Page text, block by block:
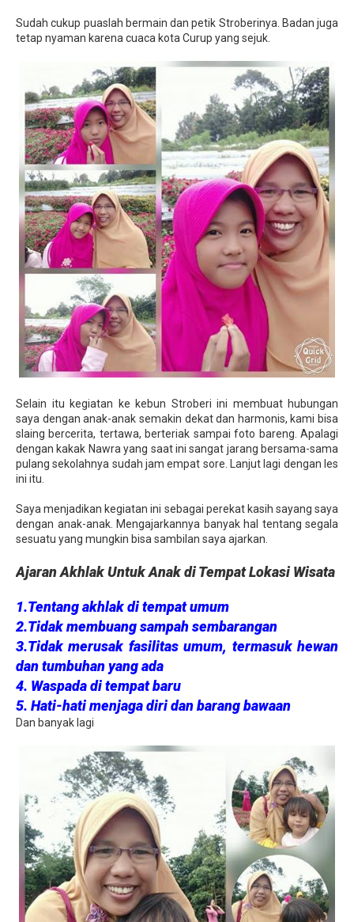
Sudah cukup puaslah bermain dan petik Stroberinya. Badan juga
tetap nyaman karena cuaca kota Curup yang sejuk.
Selain itu kegiatan ke kebun Stroberi ini membuat hubungan
saya dengan anak-anak semakin dekat dan harmonis, kami bisa
slaing bercerita, tertawa, berteriak sampai foto bareng. Apalagi
dengan kakak Nawra yang saat ini sangat jarang bersama-sama
pulang sekolahnya sudah jam empat sore. Lanjut lagi dengan les
ini itu.
Saya menjadikan kegiatan ini sebagai perekat kasih sayang saya
dengan anak-anak. Mengajarkannya banyak hal tentang segala
sesuatu yang mungkin bisa sambilan saya ajarkan.
Ajaran Akhlak Untuk Anak di Tempat Lokasi Wisata
1.Tentang akhlak di tempat umum
2.Tidak membuang sampah sembarangan
3.Tidak merusak fasilitas umum, termasuk hewan
dan tumbuhan yang ada
4. Waspada di tempat baru
5. Hati-hati menjaga diri dan barang bawaan
Dan banyak lagi